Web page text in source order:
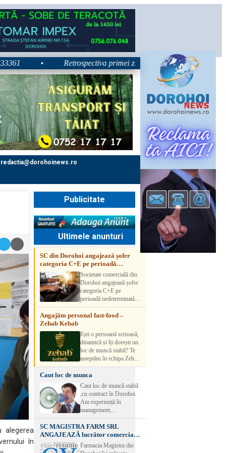
• Retrospectiva primei zile la Zilele Nordului 2026:
redactia@dorohoinews.ro
alegerea
în
Publicitate
Ultimele anunturi
SC din Dorohoi angajează șofer
categoria C+E pe perioadă
nedeterminatăSocietate comercială din
Dorohoi angajează șofer
categoria C+E pe
perioadă nedeterminată.
Candidatul trebuie să
aibă experiență și atestat
detalii, vă rog să sunați la
numărul de telefon.
Angajăm personal fast-food –
Zehab Kebab
Ești o persoană serioasă,
dinamică și îți dorești un
loc de muncă stabil? Te
așteptăm în echipa Zehab
Kebab! Posturi
disponibile: -
SHAORMAR AJUTOR
BUCATAR 2/posturi -
LUCRATOR
COMERCIAL
VANZATOR /2 posturi
OFERIM : Contract de
muncă Program flexibil
Salariu motivant, în
funcție de experienț
Caut loc de munca
Caut loc de muncă stabil
,cu contract în Dorohoi.
Am experiență în
management,
contabilitate, ospătărie .
Rog seriozitate
SC MAGISTRA FARM SRL
ANGAJEAZĂ lucrător comercial –
DOROHOI
Farmacia Magistra din